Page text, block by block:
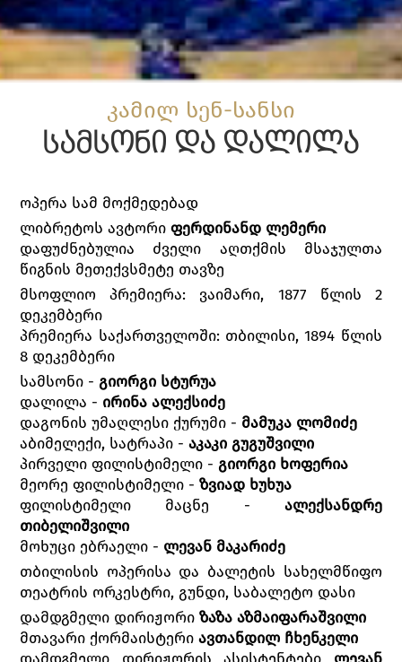
კამილ სენ-სანსი
სამსონი და დალილა
ოპერა სამ მოქმედებად
ლიბრეტოს ავტორიფერდინანდ ლემერი
დაფუძნებულია ძველი აღთქმის მსაჯულთა
წიგნის მეთექვსმეტე თავზე
მსოფლიო პრემიერა: ვაიმარი, 1877 წლის 2
დეკემბერი
პრემიერა საქართველოში: თბილისი, 1894 წლის
8 დეკემბერი
სამსონი - გიორგი სტურუა
დალილა - ირინა ალექსიძე
დაგონის უმაღლესი ქურუმი - მამუკა ლომიძე
აბიმელექი, სატრაპი -აკაკი გუგუშვილი
პირველი ფილისტიმელი - გიორგი ხოფერია
მეორე ფილისტიმელი -ზვიად ხუხუა
ფილისტიმელი მაცნე - ალექსანდრე
თიბელიშვილი
მოხუცი ებრაელი - ლევან მაკარიძე
თბილისის ოპერისა და ბალეტის სახელმწიფო
თეატრის ორკესტრი, გუნდი, საბალეტო დასი
დამდგმელი დირიჟორიზაზა აზმაიფარაშვილი
მთავარი ქორმაისტერიავთანდილ ჩხენკელი
დამდგმელი დირიჟორის ასისტენტები ლევან